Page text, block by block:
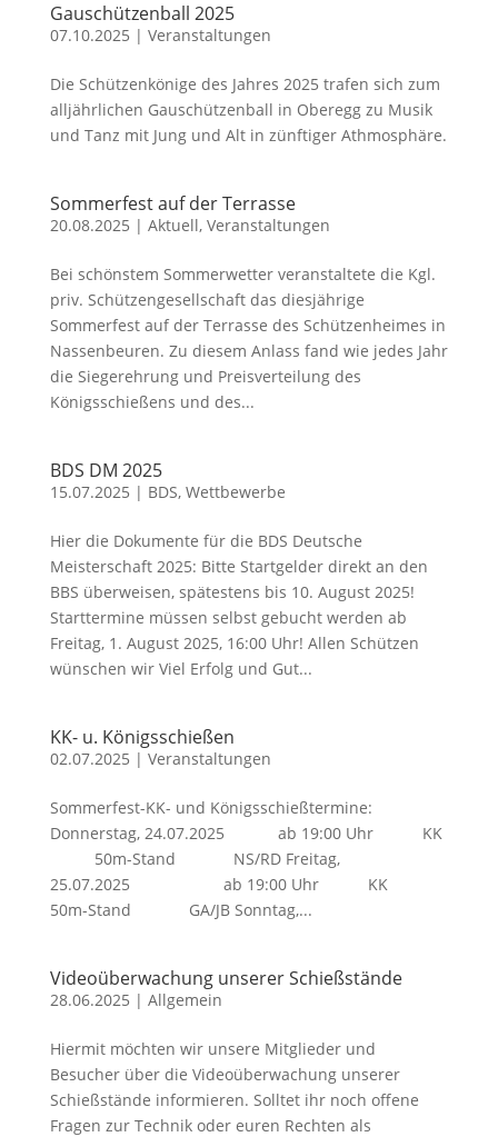
Gauschützenball 2025
07.10.2025 | Veranstaltungen
Die Schützenkönige des Jahres 2025 trafen sich zum
alljährlichen Gauschützenball in Oberegg zu Musik
und Tanz mit Jung und Alt in zünftiger Athmosphäre.
Sommerfest auf der Terrasse
20.08.2025 | Aktuell, Veranstaltungen
Bei schönstem Sommerwetter veranstaltete die Kgl.
priv. Schützengesellschaft das diesjährige
Sommerfest auf der Terrasse des Schützenheimes in
Nassenbeuren. Zu diesem Anlass fand wie jedes Jahr
die Siegerehrung und Preisverteilung des
Königsschießens und des...
BDS DM 2025
15.07.2025 | BDS, Wettbewerbe
Hier die Dokumente für die BDS Deutsche
Meisterschaft 2025: Bitte Startgelder direkt an den
BBS überweisen, spätestens bis 10. August 2025!
Starttermine müssen selbst gebucht werden ab
Freitag, 1. August 2025, 16:00 Uhr! Allen Schützen
wünschen wir Viel Erfolg und Gut...
KK- u. Königsschießen
02.07.2025 | Veranstaltungen
Sommerfest-KK- und Königsschießtermine:
Donnerstag, 24.07.2025 ab 19:00 Uhr KK
50m-Stand NS/RD Freitag,
25.07.2025 ab 19:00 Uhr KK
50m-Stand GA/JB Sonntag,...
Videoüberwachung unserer Schießstände
28.06.2025 | Allgemein
Hiermit möchten wir unsere Mitglieder und
Besucher über die Videoüberwachung unserer
Schießstände informieren. Solltet ihr noch offene
Fragen zur Technik oder euren Rechten als